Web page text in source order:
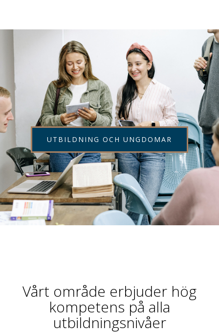
UTBILDNING OCH UNGDOMAR
Vårt område erbjuder hög
kompetens på alla
utbildningsnivåer